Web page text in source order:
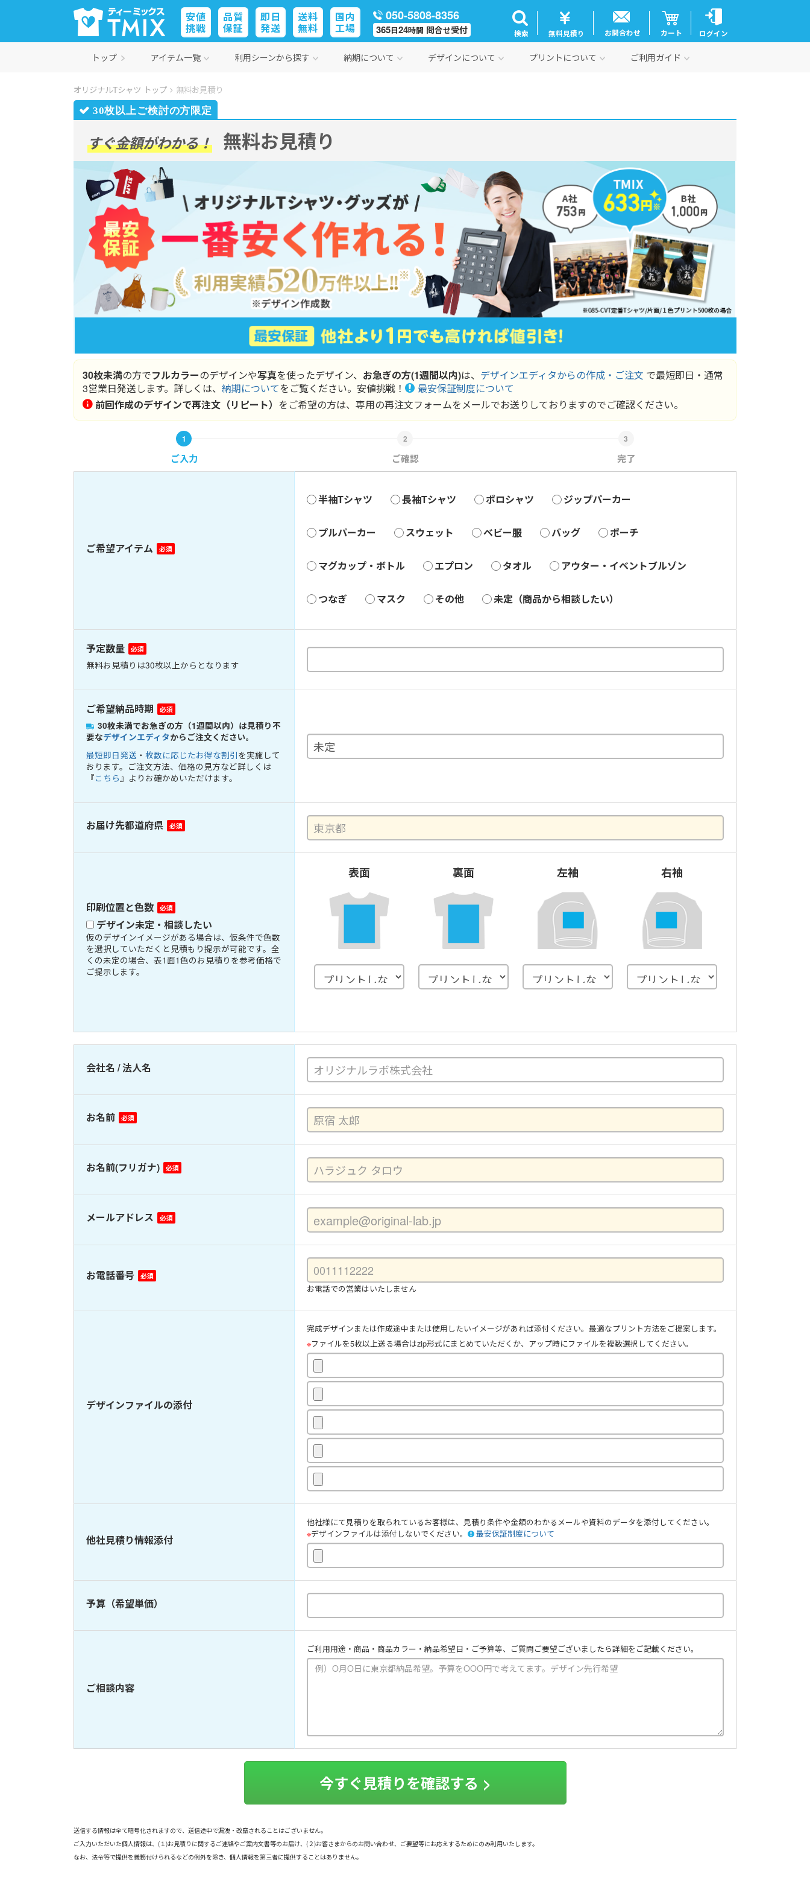
050-5808-8356
365日24時間 問合せ受付
安値
挑戦
品質
保証
即日
発送
送料
無料
国内
工場
検索 無料見積り お問合わせ カート ログイン
トップ アイテム一覧 利用シーンから探す 納期について デザインについて プリントについて ご利用ガイド
オリジナルTシャツ トップ 無料お見積り
すぐ金額がわかる！ 無料お見積り
30枚未満の方でフルカラーのデザインや写真を使ったデザイン、 お急ぎの方(1週間以内)は、 デザインエディタからの作成・ご注文 で最短即日・通常
3営業日発送します。詳しくは、 納期についてをご覧ください。安値挑戦！
最安保証制度について
前回作成のデザインで再注文（リピート） をご希望の方は、 専用の再注文フォームをメールでお送りしておりますのでご確認ください。
ご入力 ご確認 完了
ご希望アイテム
半袖Tシャツ 長袖Tシャツ ポロシャツ ジップパーカー
プルパーカー スウェット ベビー服 バッグ ポーチ
マグカップ・ボトル エプロン タオル アウター・イベントブルゾン
つなぎ マスク その他 未定（商品から相談したい）
予定数量
無料お見積りは30枚以上からとなります
ご希望納品時期
30枚未満でお急ぎの方（1週間以内）は見積り不
要なデザインエディタからご注文ください。
最短即日発送 ・ 枚数に応じたお得な割引を実施して
おります。ご注文方法、価格の見方など詳しくは
『こちら 』よりお確かめいただけます。
お届け先都道府県
印刷位置と色数
デザイン未定・相談したい
仮のデザインイメージがある場合は、仮条件で色数
を選択していただくと見積もり提示が可能です。全
くの未定の場合、表1面1色のお見積りを参考価格で
ご提示します。
表面 裏面 左袖 右袖
会社名 / 法人名
お名前
お名前(フリガナ)
メールアドレス
お電話番号
お電話での営業はいたしません
デザインファイルの添付
完成デザインまたは作成途中または使用したいイメージがあれば添付ください。最適なプリント方法をご提案します。
※ファイルを5枚以上送る場合はzip形式にまとめていただくか、アップ時にファイルを複数選択してください。
他社見積り情報添付
他社様にて見積りを取られているお客様は、見積り条件や金額のわかるメールや資料のデータを添付してください。
※デザインファイルは添付しないでください。 最安保証制度について
予算（希望単価）
ご相談内容
ご利用用途・商品・商品カラー・納品希望日・ご予算等、ご質問ご要望ございましたら詳細をご記載ください。
送信する情報は全て暗号化されますので、送信途中で漏洩・改竄されることはございません。
ご入力いただいた個人情報は、(１)お見積りに関するご連絡やご案内文書等のお届け、(２)お客さまからのお問い合わせ、ご要望等にお応えするためにのみ利用いたします。
なお、法令等で提供を義務付けられるなどの例外を除き、個人情報を第三者に提供することはありません。